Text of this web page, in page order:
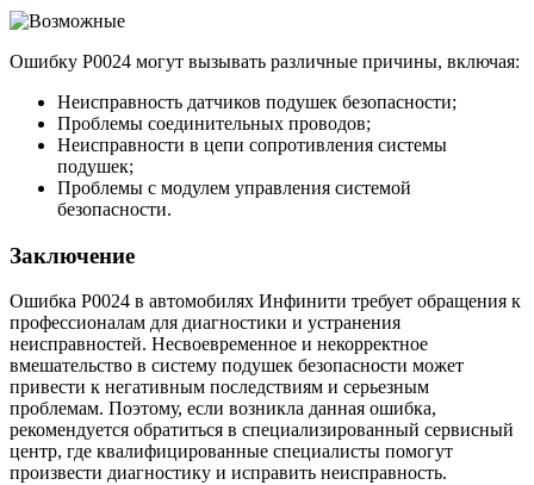
Ошибку Р0024 могут вызывать различные причины, включая:
Неисправность датчиков подушек безопасности;
Проблемы соединительных проводов;
Неисправности в цепи сопротивления системы
подушек;
Проблемы с модулем управления системой
безопасности.
Заключение
Ошибка Р0024 в автомобилях Инфинити требует обращения к
профессионалам для диагностики и устранения
неисправностей. Несвоевременное и некорректное
вмешательство в систему подушек безопасности может
привести к негативным последствиям и серьезным
проблемам. Поэтому, если возникла данная ошибка,
рекомендуется обратиться в специализированный сервисный
центр, где квалифицированные специалисты помогут
произвести диагностику и исправить неисправность.